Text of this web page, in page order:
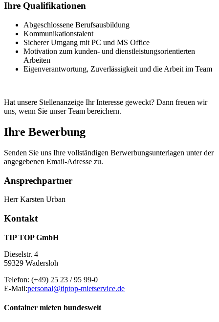
Ihre Qualifikationen
Abgeschlossene Berufsausbildung
Kommunikationstalent
Sicherer Umgang mit PC und MS Office
Motivation zum kunden- und dienstleistungsorientierten
Arbeiten
Eigenverantwortung, Zuverlässigkeit und die Arbeit im Team
Hat unsere Stellenanzeige Ihr Interesse geweckt? Dann freuen wir
uns, wenn Sie unser Team bereichern.
Ihre Bewerbung
Senden Sie uns Ihre vollständigen Berwerbungsunterlagen unter der
angegebenen Email-Adresse zu.
Ansprechpartner
Herr Karsten Urban
Kontakt
TIP TOP GmbH
Dieselstr. 4
59329 Wadersloh
Telefon: (+49) 25 23 / 95 99-0
E-Mail:personal@tiptop-mietservice.de
Container mieten bundesweit